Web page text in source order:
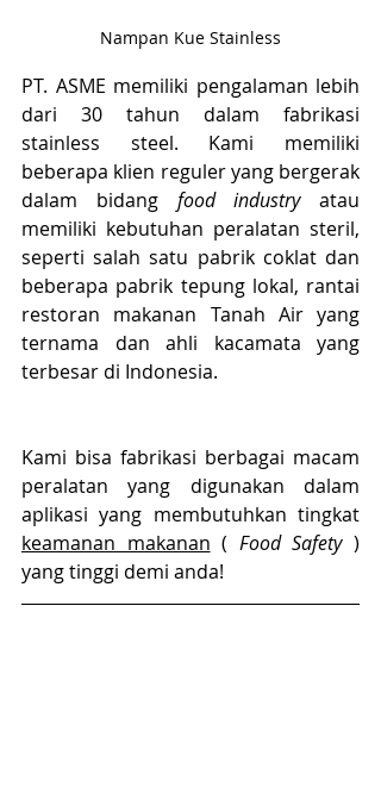
Nampan Kue Stainless
PT. ASME memiliki pengalaman lebih
dari 30 tahun dalam fabrikasi
stainless steel. Kami memiliki
beberapa klien reguler yang bergerak
dalam bidang food industry atau
memiliki kebutuhan peralatan steril,
seperti salah satu pabrik coklat dan
beberapa pabrik tepung lokal, rantai
restoran makanan Tanah Air yang
ternama dan ahli kacamata yang
terbesar di Indonesia.
Kami bisa fabrikasi berbagai macam
peralatan yang digunakan dalam
keamanan makanan ( Food Safety )
yang tinggi demi anda!